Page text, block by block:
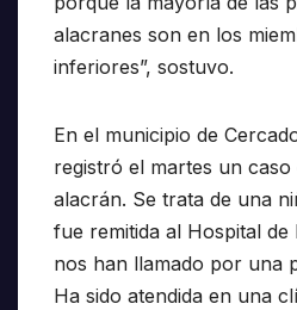
alacranes son en los
inferiores”, sostuvo.
En el municipio de
registró el martes un caso
alacrán. Se trata de una
fue remitida al Hospital de
nos han llamado por una
Ha sido atendida en una